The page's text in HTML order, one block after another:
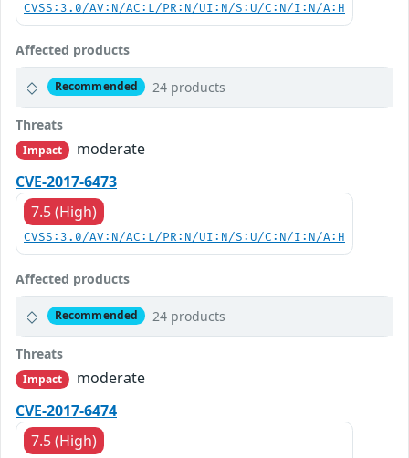
CVSS:3.0/AV:N/AC:L/PR:N/UI:N/S:U/C:N/I:N/A:H
Affected products
Recommended 24 products
Threats
Impact
moderate
CVE-2017-6473
7.5 (High)
CVSS:3.0/AV:N/AC:L/PR:N/UI:N/S:U/C:N/I:N/A:H
Affected products
Recommended 24 products
Threats
Impact
moderate
CVE-2017-6474
7.5 (High)